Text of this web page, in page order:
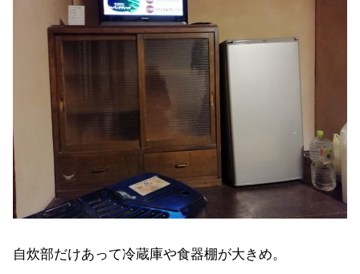
自炊部だけあって冷蔵庫や食器棚が大きめ。